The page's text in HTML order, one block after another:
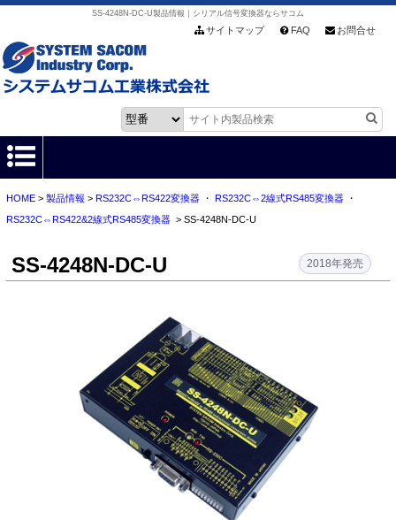
SS-4248N-DC-U製品情報｜シリアル信号変換器ならサコム
サイトマップ FAQ お問合せ
HOME
各種ダウンロード
お客様サポート
会社情報
お問い合わせ
HOME> 製品情報 > RS232C⇔RS422変換器・ RS232C⇔2線式RS485変換器・
RS232C⇔RS422&2線式RS485変換器> SS-4248N-DC-U
SS-4248N-DC-U 2018年発売